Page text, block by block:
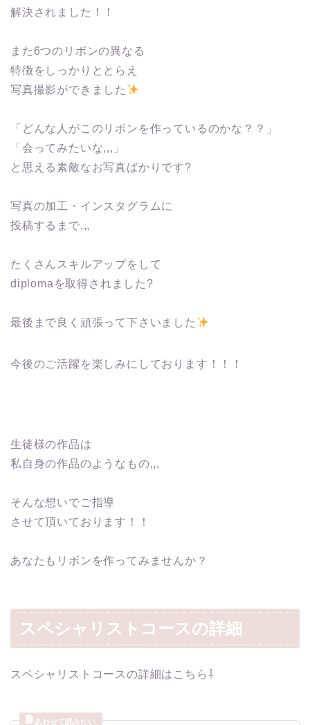
解決されました！！
また6つのリボンの異なる
特徴をしっかりととらえ
写真撮影ができました
「どんな人がこのリボンを作っているのかな？？」
「会ってみたいな,,,」
と思える素敵なお写真ばかりです?
写真の加工・インスタグラムに
投稿するまで,,,
たくさんスキルアップをして
diplomaを取得されました?
最後まで良く頑張って下さいました
今後のご活躍を楽しみにしております！！！
生徒様の作品は
私自身の作品のようなもの,,,
そんな想いでご指導
させて頂いております！！
あなたもリボンを作ってみませんか？
スペシャリストコースの詳細
スペシャリストコースの詳細はこちら⇩